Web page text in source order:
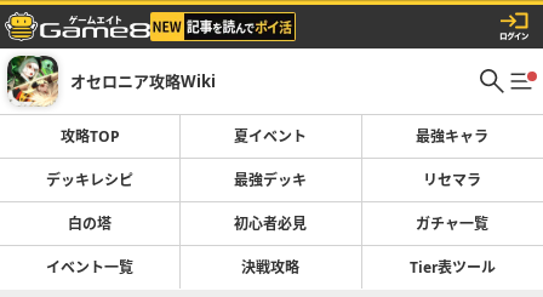
オセロニア攻略Wiki
攻略TOP 夏イベント 最強キャラ
デッキレシピ 最強デッキ リセマラ
白の塔 初心者必見 ガチャ一覧
イベント一覧 決戦攻略 Tier表ツール